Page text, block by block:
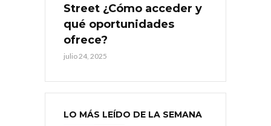
Street ¿Cómo acceder y
qué oportunidades
ofrece?
julio 24, 2025
LO MÁS LEÍDO DE LA SEMANA